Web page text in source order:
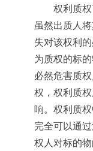
权利质权下
虽然出质人
失对该权利
为质权的标
必然危害质
权，权利质
响。权利质
完全可以通
权人对标的物